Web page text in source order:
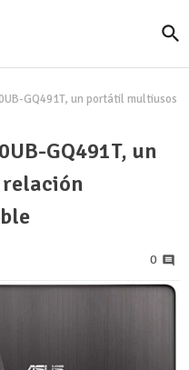
GQ491T, un portátil multiusos
GQ491T, un
0